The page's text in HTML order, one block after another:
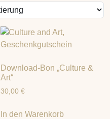
Download-Bon „Culture &
Art“
30,00€
In den Warenkorb